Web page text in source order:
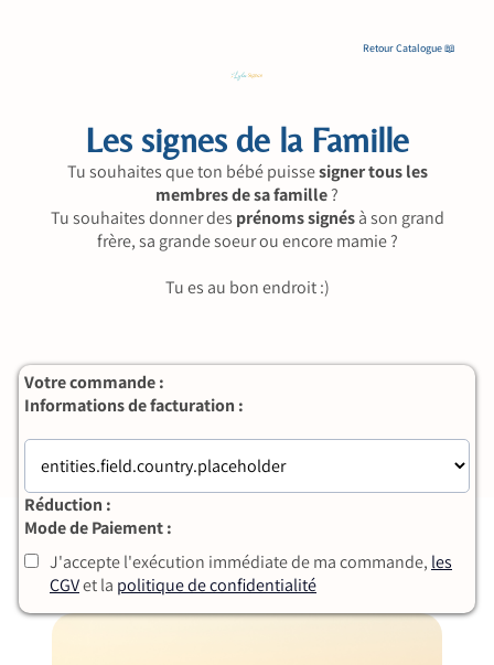
Retour Catalogue 📖
Les signes de la Famille
Tu souhaites que ton bébé puissesigner tous les
membres de sa famille?
Tu souhaites donner des prénoms signésà son grand
frère, sa grande soeur ou encore mamie ?
Tu es au bon endroit :)
Votre commande :
Informations de facturation :
Réduction :
Mode de Paiement :
J'accepte l'exécution immédiate de ma commande, les
CGVet la politique de confidentialité